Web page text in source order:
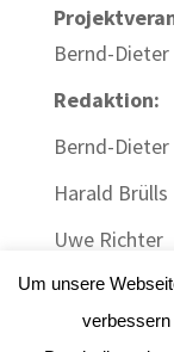
Bernd-
Redaktion:
Bernd-
Harald Brülls
Uwe Richter
Um unsere